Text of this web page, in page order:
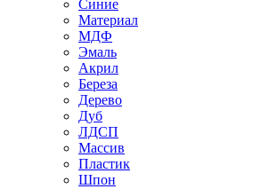
Синие
Материал
МДФ
Эмаль
Акрил
Береза
Дерево
Дуб
ЛДСП
Массив
Пластик
Шпон